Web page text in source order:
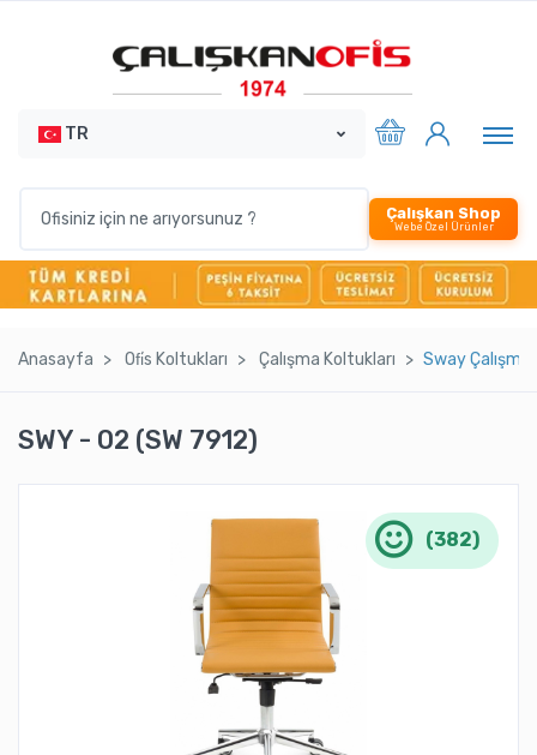
TR
Çalışkan Shop
Webe Özel Ürünler
Anasayfa Ofi̇s Koltukları Çalışma Koltukları Sway
SWY - 02 (SW 7912)
(382)